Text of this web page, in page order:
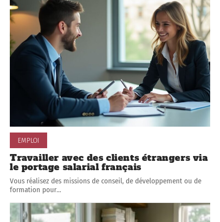
EMPLOI
Travailler avec des clients étrangers via
le portage salarial français
Vous réalisez des missions de conseil, de développement ou de
formation pour…